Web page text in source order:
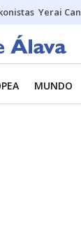
Yerai
MUNDO